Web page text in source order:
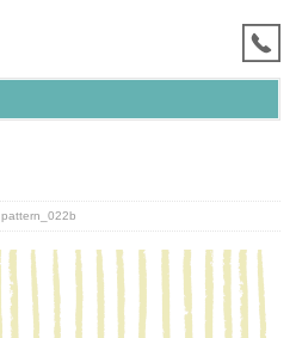
pattern_022b